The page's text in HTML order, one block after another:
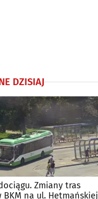
DZISIAJ
Zmiany tras
na ul. Hetmańskiej